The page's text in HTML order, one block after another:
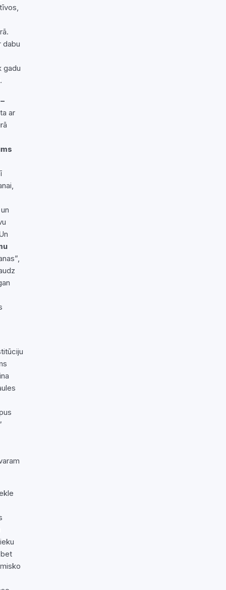
dabu
gadu
ar